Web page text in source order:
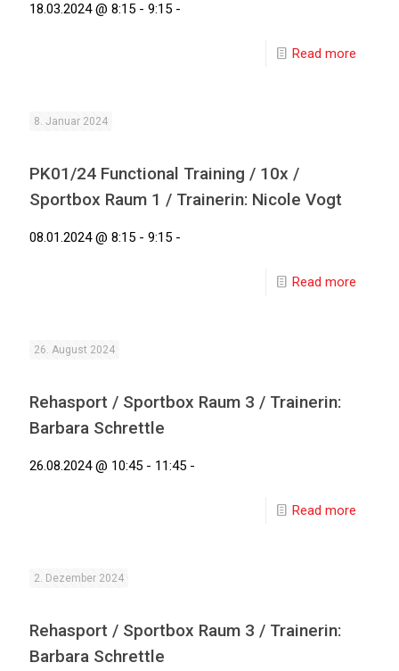
18.03.2024 @ 8:15 - 9:15 -
Read more
8. Januar 2024
PK01/24 Functional Training / 10x /
Sportbox Raum 1 / Trainerin: Nicole Vogt
08.01.2024 @ 8:15 - 9:15 -
Read more
26. August 2024
Rehasport / Sportbox Raum 3 / Trainerin:
Barbara Schrettle
26.08.2024 @ 10:45 - 11:45 -
Read more
2. Dezember 2024
Rehasport / Sportbox Raum 3 / Trainerin:
Barbara Schrettle